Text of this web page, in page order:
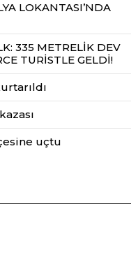
LOKANTASI’NDA
335 METRELİK DEV
TURİSTLE GELDİ!
uçtu